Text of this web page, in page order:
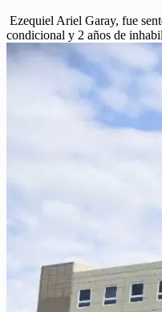
Ezequiel Ariel Garay, fue
condicional y 2 años de